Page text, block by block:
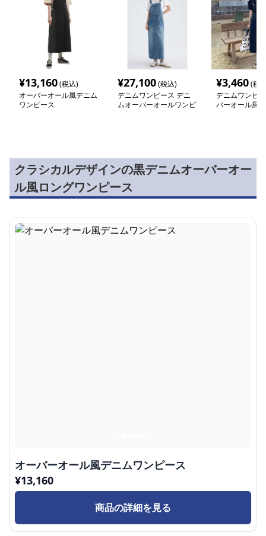
¥13,160(税込)
オーバーオール風デニム
ワンピース
¥27,100(税込)
デニムワンピース デニ
ムオーバーオールワンピ
¥3,460(税
デニムワンピ
バーオール風
クラシカルデザインの黒デニムオーバーオー
ル風ロングワンピース
オーバーオール風デニムワンピース
¥13,160
商品の詳細を見る